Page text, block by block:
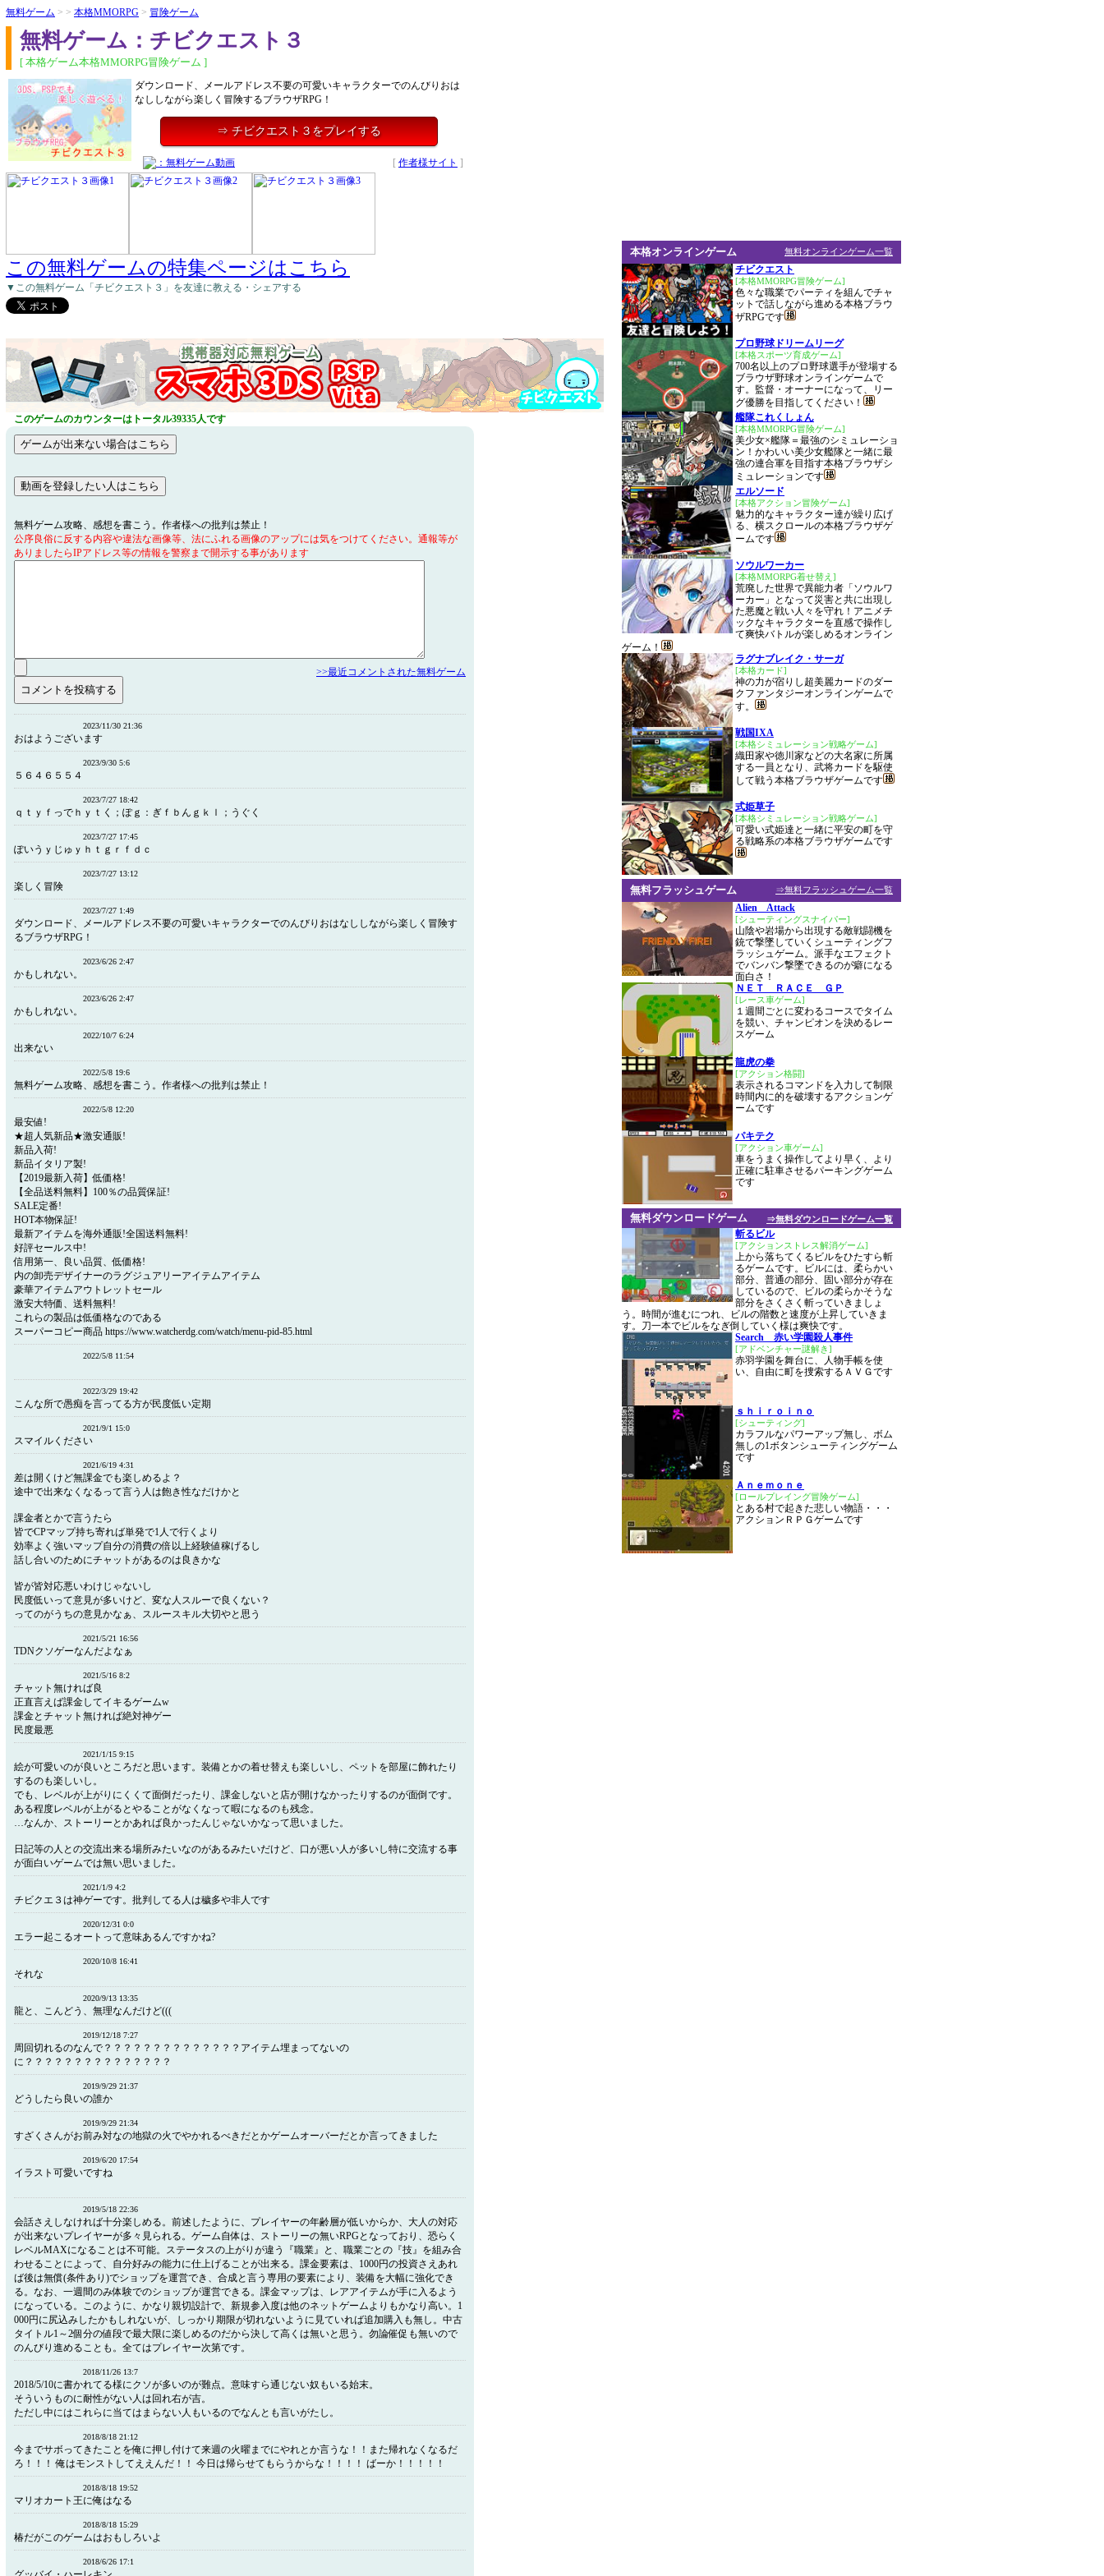
無料ゲーム > > 本格MMORPG > 冒険ゲーム
無料ゲーム：チビクエスト３
[ 本格ゲーム本格MMORPG冒険ゲーム ]
ダウンロード、メールアドレス不要の可愛いキャラクターでのんびりおは
なししながら楽しく冒険するブラウザRPG！
⇒ チビクエスト３をプレイする
[ 作者様サイト ]
この無料ゲームの特集ページはこちら
▼この無料ゲーム「チビクエスト３」を友達に教える・シェアする
このゲームのカウンターはトータル39335人です
無料ゲーム攻略、感想を書こう。作者様への批判は禁止！
公序良俗に反する内容や違法な画像等、法にふれる画像のアップには気をつけてください。通報等が
ありましたらIPアドレス等の情報を警察まで開示する事があります
>>最近コメントされた無料ゲーム
2023/11/30 21:36
おはようございます
2023/9/30 5:6
５６４６５５４
2023/7/27 18:42
ｑｔｙｆっでｈｙｔく；ぽｇ：ぎｆｂんｇｋｌ；うぐく
2023/7/27 17:45
ぽいうｙじゅｙｈｔｇｒｆｄｃ
2023/7/27 13:12
楽しく冒険
2023/7/27 1:49
ダウンロード、メールアドレス不要の可愛いキャラクターでのんびりおはなししながら楽しく冒険す
るブラウザRPG！
2023/6/26 2:47
かもしれない。
2023/6/26 2:47
かもしれない。
2022/10/7 6:24
出来ない
2022/5/8 19:6
無料ゲーム攻略、感想を書こう。作者様への批判は禁止！
2022/5/8 12:20
最安値!
★超人気新品★激安通販!
新品入荷!
新品イタリア製!
【2019最新入荷】低価格!
【全品送料無料】100％の品質保証!
SALE定番!
HOT本物保証!
最新アイテムを海外通販!全国送料無料!
好評セールス中!
信用第一、良い品質、低価格!
内の卸売デザイナーのラグジュアリーアイテムアイテム
豪華アイテムアウトレットセール
激安大特価、送料無料!
これらの製品は低価格なのである
スーパーコピー商品 https://www.watcherdg.com/watch/menu-pid-85.html
2022/5/8 11:54
2022/3/29 19:42
こんな所で愚痴を言ってる方が民度低い定期
2021/9/1 15:0
スマイルください
2021/6/19 4:31
差は開くけど無課金でも楽しめるよ？
途中で出来なくなるって言う人は飽き性なだけかと
課金者とかで言うたら
皆でCPマップ持ち寄れば単発で1人で行くより
効率よく強いマップ自分の消費の倍以上経験値稼げるし
話し合いのためにチャットがあるのは良きかな
皆が皆対応悪いわけじゃないし
民度低いって意見が多いけど、変な人スルーで良くない？
ってのがうちの意見かなぁ、スルースキル大切やと思う
2021/5/21 16:56
TDNクソゲーなんだよなぁ
2021/5/16 8:2
チャット無ければ良
正直言えば課金してイキるゲームw
課金とチャット無ければ絶対神ゲー
民度最悪
2021/1/15 9:15
絵が可愛いのが良いところだと思います。装備とかの着せ替えも楽しいし、ペットを部屋に飾れたり
するのも楽しいし。
でも、レベルが上がりにくくて面倒だったり、課金しないと店が開けなかったりするのが面倒です。
ある程度レベルが上がるとやることがなくなって暇になるのも残念。
…なんか、ストーリーとかあれば良かったんじゃないかなって思いました。
日記等の人との交流出来る場所みたいなのがあるみたいだけど、口が悪い人が多いし特に交流する事
が面白いゲームでは無い思いました。
2021/1/9 4:2
チビクエ３は神ゲーです。批判してる人は穢多や非人です
2020/12/31 0:0
エラー起こるオートって意味あるんですかね?
2020/10/8 16:41
それな
2020/9/13 13:35
龍と、こんどう、無理なんだけど(((
2019/12/18 7:27
周回切れるのなんで？？？？？？？？？？？？？？アイテム埋まってないの
に？？？？？？？？？？？？？？？
2019/9/29 21:37
どうしたら良いの誰か
2019/9/29 21:34
すざくさんがお前み対なの地獄の火でやかれるべきだとかゲームオーバーだとか言ってきました
2019/6/20 17:54
イラスト可愛いですね
2019/5/18 22:36
会話さえしなければ十分楽しめる。前述したように、プレイヤーの年齢層が低いからか、大人の対応
が出来ないプレイヤーが多々見られる。ゲーム自体は、ストーリーの無いRPGとなっており、恐らく
レベルMAXになることは不可能。ステータスの上がりが違う『職業』と、職業ごとの『技』を組み合
わせることによって、自分好みの能力に仕上げることが出来る。課金要素は、1000円の投資さえあれ
ば後は無償(条件あり)でショップを運営でき、合成と言う専用の要素により、装備を大幅に強化でき
る。なお、一週間のみ体験でのショップが運営できる。課金マップは、レアアイテムが手に入るよう
になっている。このように、かなり親切設計で、新規参入度は他のネットゲームよりもかなり高い。1
000円に尻込みしたかもしれないが、しっかり期限が切れないように見ていれば追加購入も無し。中古
タイトル1～2個分の値段で最大限に楽しめるのだから決して高くは無いと思う。勿論催促も無いので
のんびり進めることも。全てはプレイヤー次第です。
2018/11/26 13:7
2018/5/10に書かれてる様にクソが多いのが難点。意味すら通じない奴もいる始末。
そういうものに耐性がない人は回れ右が吉。
ただし中にはこれらに当てはまらない人もいるのでなんとも言いがたし。
2018/8/18 21:12
今までサボってきたことを俺に押し付けて来週の火曜までにやれとか言うな！！また帰れなくなるだ
ろ！！！ 俺はモンストしてええんだ！！ 今日は帰らせてもらうからな！！！！ ばーか！！！！！
2018/8/18 19:52
マリオカート王に俺はなる
2018/8/18 15:29
椿だがこのゲームはおもしろいよ
2018/6/26 17:1
無料オンラインゲーム一覧
本格オンラインゲーム
チビクエスト
[本格MMORPG冒険ゲーム]
色々な職業でパーティを組んでチャ
ットで話しながら進める本格ブラウ
ザRPGです
プロ野球ドリームリーグ
[本格スポーツ育成ゲーム]
700名以上のプロ野球選手が登場する
ブラウザ野球オンラインゲームで
す。監督・オーナーになって、リー
グ優勝を目指してください！
艦隊これくしょん
[本格MMORPG冒険ゲーム]
美少女×艦隊＝最強のシミュレーショ
ン！かわいい美少女艦隊と一緒に最
強の連合軍を目指す本格ブラウザシ
ミュレーションです
エルソード
[本格アクション冒険ゲーム]
魅力的なキャラクター達が繰り広げ
る、横スクロールの本格ブラウザゲ
ームです
ソウルワーカー
[本格MMORPG着せ替え]
荒廃した世界で異能力者「ソウルワ
ーカー」となって災害と共に出現し
た悪魔と戦い人々を守れ！アニメチ
ックなキャラクターを直感で操作し
て爽快バトルが楽しめるオンライン
ゲーム！
ラグナブレイク・サーガ
[本格カード]
神の力が宿りし超美麗カードのダー
クファンタジーオンラインゲームで
す。
戦国IXA
[本格シミュレーション戦略ゲーム]
織田家や徳川家などの大名家に所属
する一員となり、武将カードを駆使
して戦う本格ブラウザゲームです
式姫草子
[本格シミュレーション戦略ゲーム]
可愛い式姫達と一緒に平安の町を守
る戦略系の本格ブラウザゲームです
⇒無料フラッシュゲーム一覧
無料フラッシュゲーム
Alien Attack
[シューティングスナイパー]
山陰や岩場から出現する敵戦闘機を
銃で撃墜していくシューティングフ
ラッシュゲーム。派手なエフェクト
でバンバン撃墜できるのが癖になる
面白さ！
ＮＥＴ ＲＡＣＥ ＧＰ
[レース車ゲーム]
１週間ごとに変わるコースでタイム
を競い、チャンピオンを決めるレー
スゲーム
龍虎の拳
[アクション格闘]
表示されるコマンドを入力して制限
時間内に的を破壊するアクションゲ
ームです
パキテク
[アクション車ゲーム]
車をうまく操作してより早く、より
正確に駐車させるパーキングゲーム
です
⇒無料ダウンロードゲーム一覧
無料ダウンロードゲーム
斬るビル
[アクションストレス解消ゲーム]
上から落ちてくるビルをひたすら斬
るゲームです。ビルには、柔らかい
部分、普通の部分、固い部分が存在
しているので、ビルの柔らかそうな
部分をさくさく斬っていきましょ
う。時間が進むにつれ、ビルの階数と速度が上昇していきま
す。刀一本でビルをなぎ倒していく様は爽快です。
Search 赤い学園殺人事件
[アドベンチャー謎解き]
赤羽学園を舞台に、人物手帳を使
い、自由に町を捜索するＡＶＧです
ｓｈｉｒｏｉｎｏ
[シューティング]
カラフルなパワーアップ無し、ボム
無しの1ボタンシューティングゲーム
です
Ａｎｅｍｏｎｅ
[ロールプレイング冒険ゲーム]
とある村で起きた悲しい物語・・・
アクションＲＰＧゲームです